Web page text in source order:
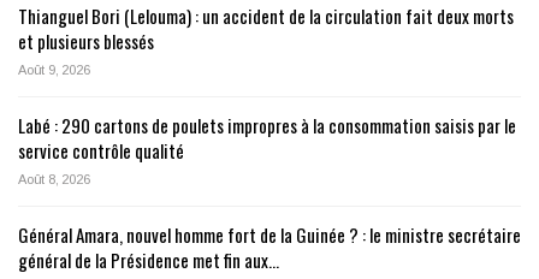
Thianguel Bori (Lelouma) : un accident de la circulation fait deux morts
et plusieurs blessés
Août 9, 2026
Labé : 290 cartons de poulets impropres à la consommation saisis par le
service contrôle qualité
Août 8, 2026
Général Amara, nouvel homme fort de la Guinée ? : le ministre secrétaire
général de la Présidence met fin aux…